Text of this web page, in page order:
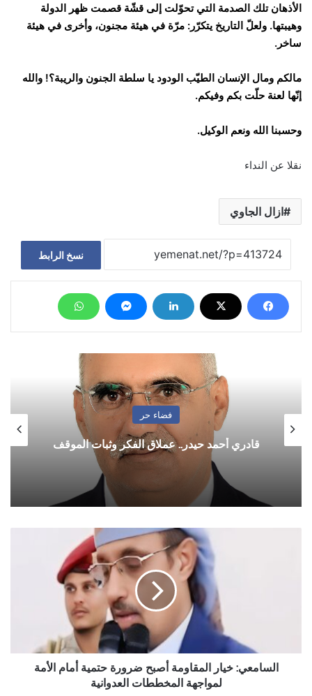
الأذهان تلك الصدمة التي تحوّلت إلى قشّة قصمت ظهر الدولة
وهيبتها. ولعلّ التاريخ يتكرّر: مرّة في هيئة مجنون، وأخرى في هيئة
ساخر.
مالكم ومال الإنسان الطيّب الودود يا سلطة الجنون والريبة؟! والله
إنّها لعنة حلّت بكم وفيكم.
وحسبنا الله ونعم الوكيل.
نقلا عن النداء
ازال الجاوي
نسخ الرابط
فضاء حر
قادري أحمد حيدر.. عملاق الفكر وثبات الموقف
لمواجهة
المخططاتالسامعي: خيار المقاومة أصبح ضرورة حتمية أمام الأمة
لمواجهة المخططات العدوانية